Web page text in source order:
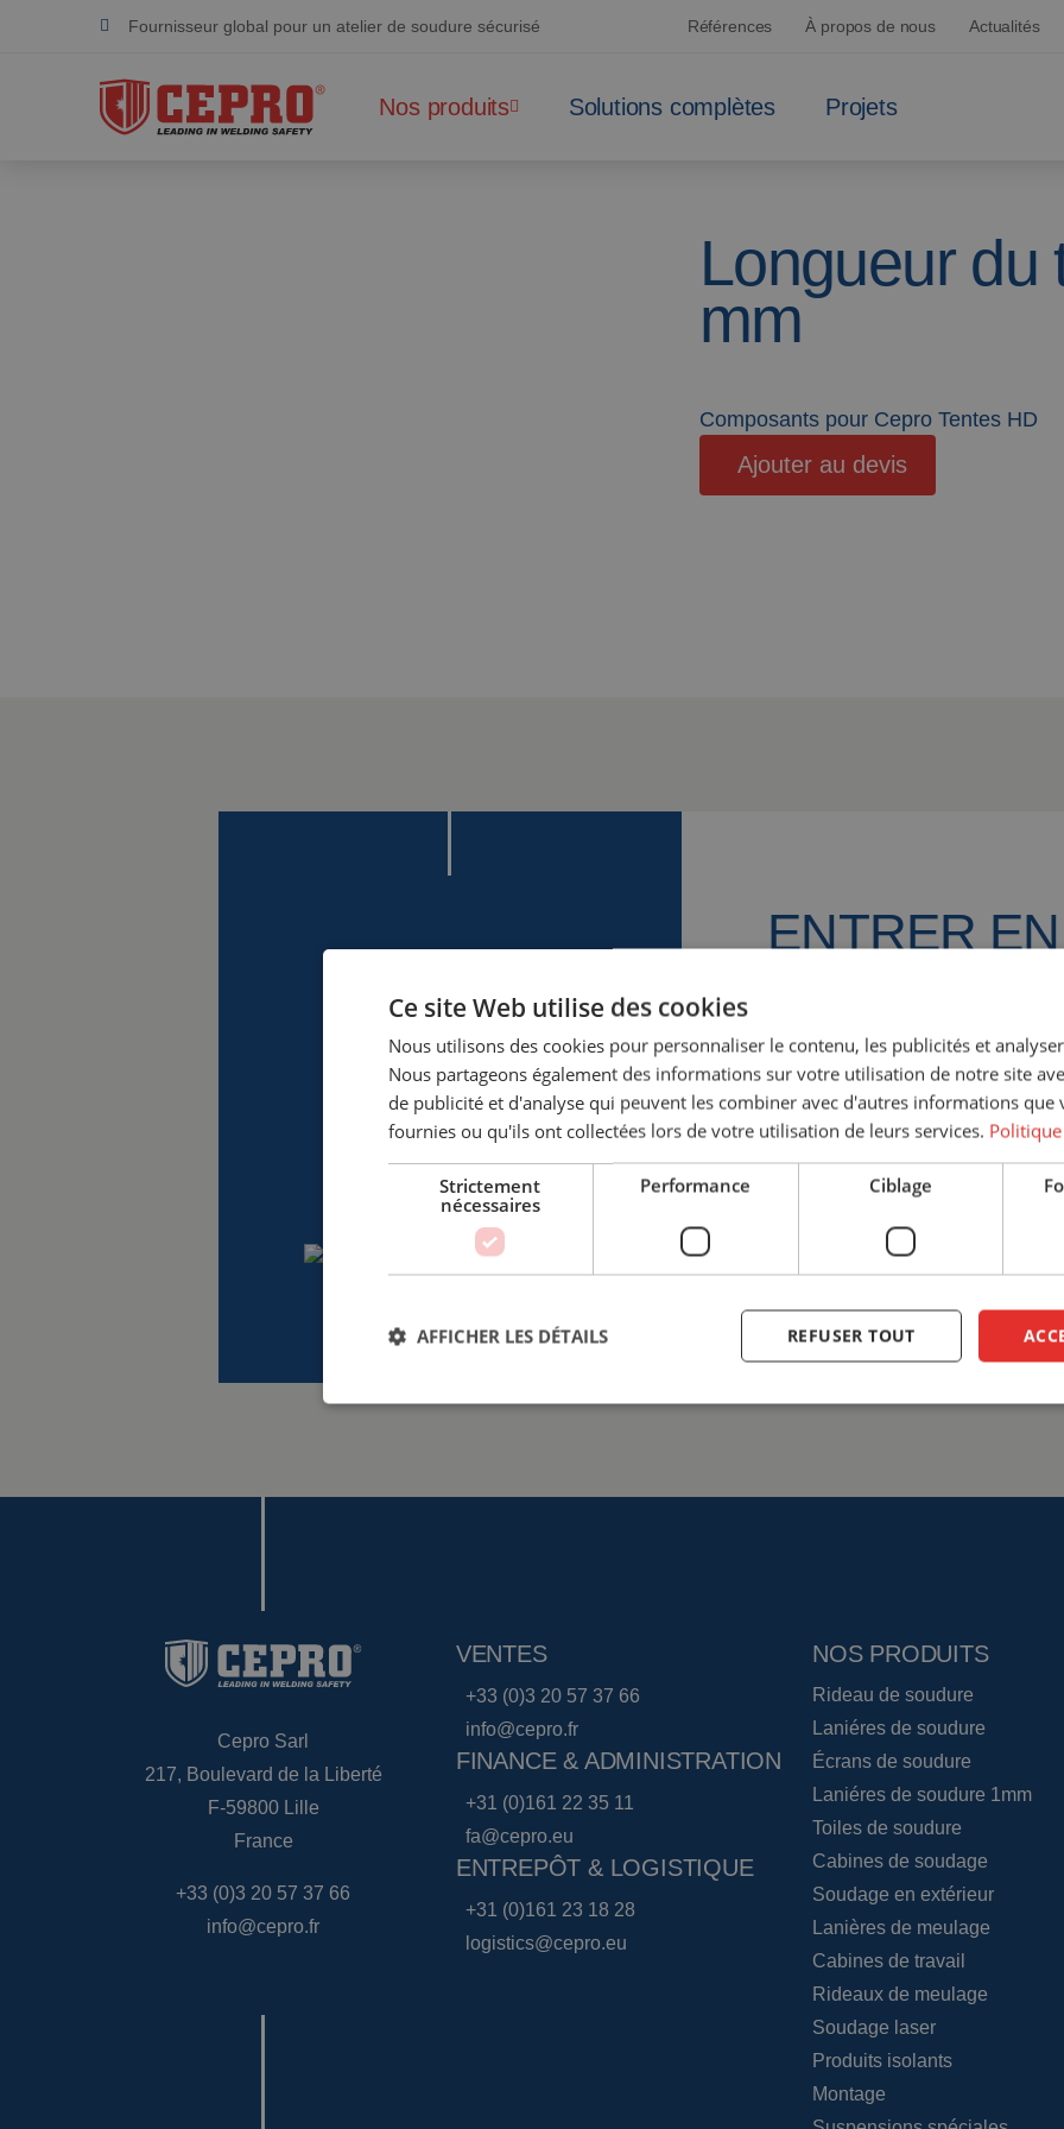
Fournisseur global pour un atelier de soudure sécurisé
Dévoué & flexible
Produits certifiés
Références À propos de nous Actualités
Nos produits Solutions complètes Projets
Longueur
mm
Composants pour Cepro Tentes HD
Ajouter au devis
ENTRER EN
Nous sommes là pour vous.
discuter des différentes
sur la solution la plus adaptée
sécurité avant tout sur votre
+33 (0)3 20 57 37 66
Entrer en contact
Cepro Sarl
217, Boulevard de la Liberté
F-59800 Lille
France
+33 (0)3 20 57 37 66
info@cepro.fr
VENTES
+33 (0)3 20 57 37 66
info@cepro.fr
FINANCE & ADMINISTRATION
+31 (0)161 22 35 11
fa@cepro.eu
ENTREPÔT & LOGISTIQUE
+31 (0)161 23 18 28
logistics@cepro.eu
NOS PRODUITS
Rideau de soudure
Laniéres de soudure
Écrans de soudure
Laniéres de soudure 1mm
Toiles de soudure
Cabines de soudage
Soudage en extérieur
Lanières de meulage
Cabines de travail
Rideaux de meulage
Soudage laser
Produits isolants
Montage
Ce site Web utilise des cookies
Nous utilisons des cookies pour personnaliser le contenu, les publicités et
Nous partageons également des informations sur votre utilisation de notre site
de publicité et d'analyse qui peuvent les combiner avec d'autres informations que
fournies ou qu'ils ont collectées lors de votre utilisation de leurs services.
Strictement
nécessaires
Performance Ciblage
REFUSER TOUT
AFFICHER LES DÉTAILS